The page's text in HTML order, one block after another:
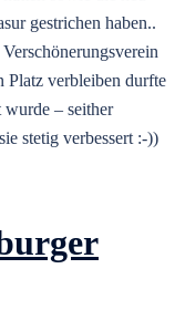
gestrichen haben..
Platz verbleiben durfte
– seither
stetig verbessert :-))